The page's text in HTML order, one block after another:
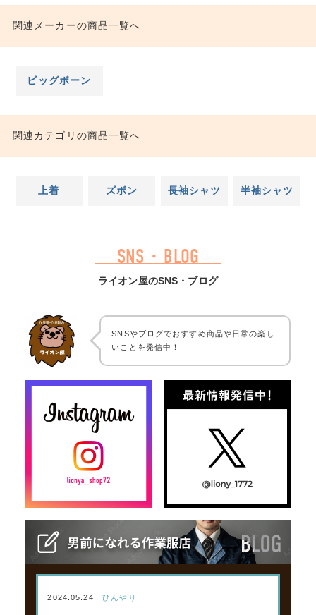
関連メーカーの商品一覧へ
ビッグボーン
関連カテゴリの商品一覧へ
上着 ズボン 長袖シャツ 半袖シャツ
SNS・BLOG
ライオン屋のSNS・ブログ
SNSやブログでおすすめ商品や日常の楽し
いことを発信中！
2024.05.24 ひんやり